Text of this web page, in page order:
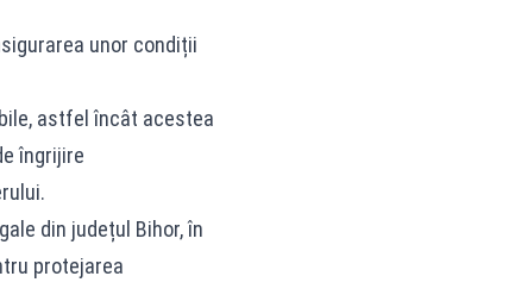
unor condiții
astfel încât acestea
îngrijire
din județul Bihor, în
protejarea